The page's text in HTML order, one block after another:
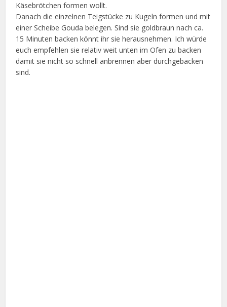
Käsebrötchen formen wollt.
Danach die einzelnen Teigstücke zu Kugeln formen und mit
einer Scheibe Gouda belegen. Sind sie goldbraun nach ca.
15 Minuten backen könnt ihr sie herausnehmen. Ich würde
euch empfehlen sie relativ weit unten im Ofen zu backen
damit sie nicht so schnell anbrennen aber durchgebacken
sind.